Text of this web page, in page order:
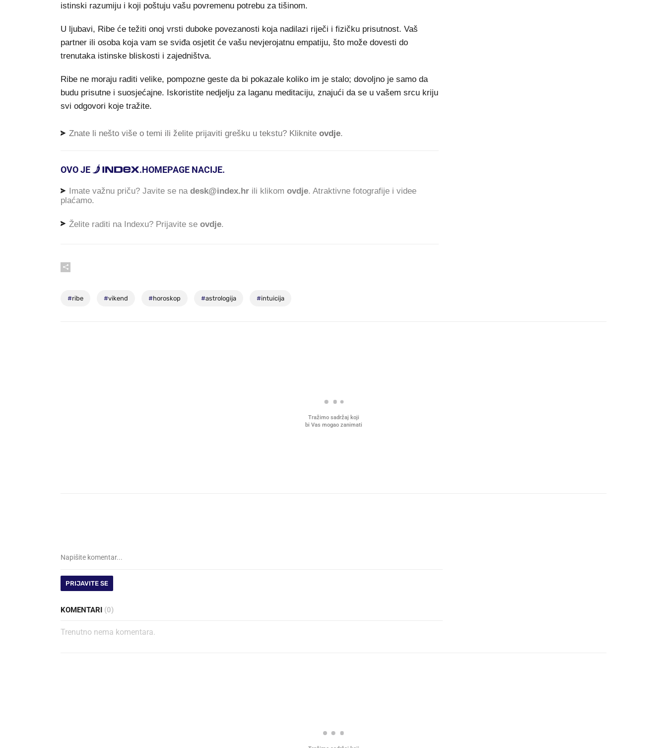
istinski razumiju i koji poštuju vašu povremenu potrebu za tišinom.
U ljubavi, Ribe će težiti onoj vrsti duboke povezanosti koja nadilazi riječi i fizičku prisutnost. Vaš
partner ili osoba koja vam se sviđa osjetit će vašu nevjerojatnu empatiju, što može dovesti do
trenutaka istinske bliskosti i zajedništva.
Ribe ne moraju raditi velike, pompozne geste da bi pokazale koliko im je stalo; dovoljno je samo da
budu prisutne i suosjećajne. Iskoristite nedjelju za laganu meditaciju, znajući da se u vašem srcu kriju
svi odgovori koje tražite.
Znate li nešto više o temi ili želite prijaviti grešku u tekstu? Kliknite ovdje.
OVO JE .HOMEPAGE NACIJE.
Imate važnu priču? Javite se na desk@index.hr ili klikom ovdje. Atraktivne fotografije i videe
plaćamo.
Želite raditi na Indexu? Prijavite se ovdje.
#ribe #vikend #horoskop #astrologija #intuicija
Tražimo sadržaj koji
bi Vas mogao zanimati
PRIJAVITE SE
KOMENTARI (0)
Trenutno nema komentara.